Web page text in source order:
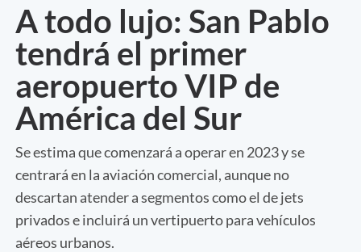
A todo lujo: San Pablo
tendrá el primer
aeropuerto VIP de
América del Sur
Se estima que comenzará a operar en 2023 y se
centrará en la aviación comercial, aunque no
descartan atender a segmentos como el de jets
privados e incluirá un vertipuerto para vehículos
aéreos urbanos.